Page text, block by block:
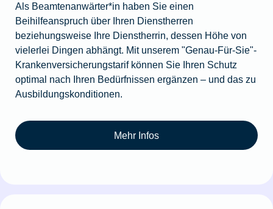
Als Beamtenanwärter*in haben Sie einen
Beihilfeanspruch über Ihren Dienstherren
beziehungsweise Ihre Dienstherrin, dessen Höhe von
vielerlei Dingen abhängt. Mit unserem "Genau-Für-Sie"-
Krankenversicherungstarif können Sie Ihren Schutz
optimal nach Ihren Bedürfnissen ergänzen – und das zu
Ausbildungskonditionen.
Mehr Infos